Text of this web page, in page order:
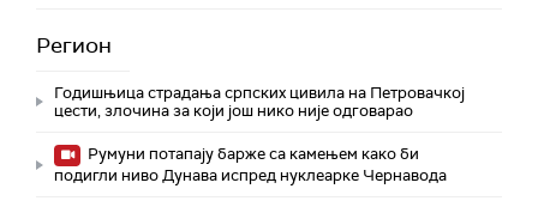
Регион
Годишњица страдања српских цивила на Петровачкој
цести, злочина за који још нико није одговарао
Румуни потапају барже са камењем како би
подигли ниво Дунава испред нуклеарке Чернавода